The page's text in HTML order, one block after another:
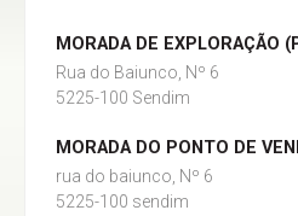
MORADA DE EXPLORAÇÃO
Rua do Baiunco, Nº 6
5225-100 Sendim
MORADA DO PONTO DE
rua do baiunco, Nº 6
5225-100 sendim